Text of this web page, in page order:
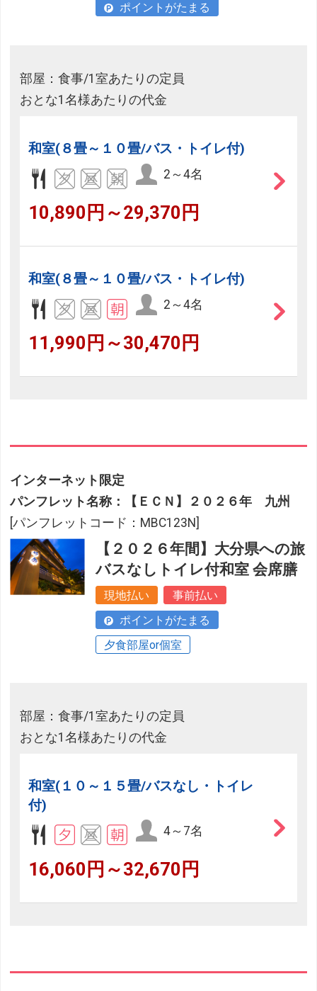
ポイントがたまる
部屋：食事/1室あたりの定員
おとな1名様あたりの代金
和室(８畳～１０畳/バス・トイレ付)
2～4名
10,890円～29,370円
和室(８畳～１０畳/バス・トイレ付)
2～4名
11,990円～30,470円
インターネット限定
パンフレット名称：【ＥＣＮ】２０２６年 九州
[パンフレットコード：MBC123N]
【２０２６年間】大分県への旅
バスなしトイレ付和室 会席膳
現地払い
事前払い
ポイントがたまる
夕食部屋or個室
部屋：食事/1室あたりの定員
おとな1名様あたりの代金
和室(１０～１５畳/バスなし・トイレ
付)
4～7名
16,060円～32,670円